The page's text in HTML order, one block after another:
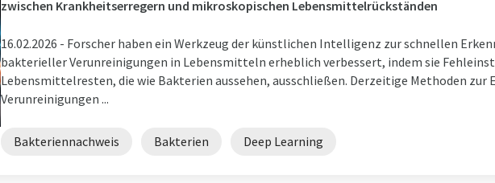
zwischen Krankheitserregern und mikroskopischen Lebensmittelrückständen
16.02.2026 - Forscher haben ein Werkzeug der künstlichen Intelligenz zur schnellen
bakterieller Verunreinigungen in Lebensmitteln erheblich verbessert, indem sie
Lebensmittelresten, die wie Bakterien aussehen, ausschließen. Derzeitige Methoden zur
Verunreinigungen ...
Bakteriennachweis Bakterien Deep Learning